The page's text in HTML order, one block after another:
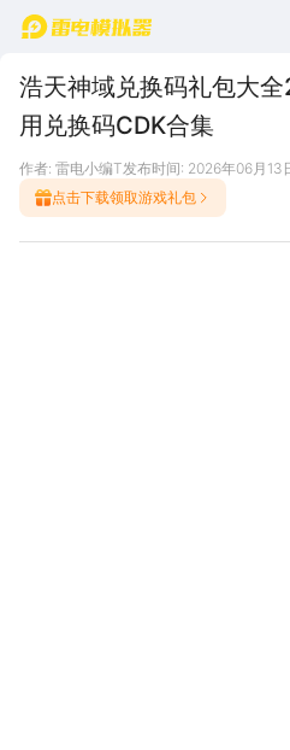
首页
浩天神域兑换码礼包大
用兑换码CDK合集
作者: 雷电小编T发布时间: 2026年06月13
点击下载领取游戏礼包